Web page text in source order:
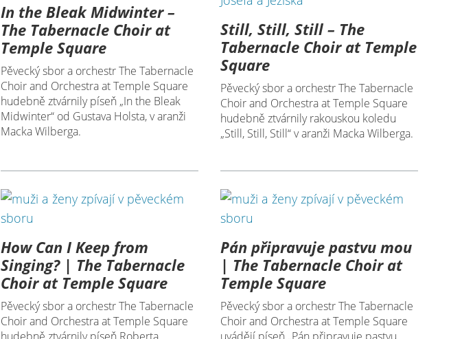
In the Bleak Midwinter –
The Tabernacle Choir at
Temple Square
Pěvecký sbor a orchestr The Tabernacle
Choir and Orchestra at Temple Square
hudebně ztvárnily píseň „In the Bleak
Midwinter“ od Gustava Holsta, v aranži
Macka Wilberga.
Still, Still, Still – The
Tabernacle Choir at Temple
Square
Pěvecký sbor a orchestr The Tabernacle
Choir and Orchestra at Temple Square
hudebně ztvárnily rakouskou koledu
„Still, Still, Still“ v aranži Macka Wilberga.
How Can I Keep from
Singing? | The Tabernacle
Choir at Temple Square
Pěvecký sbor a orchestr The Tabernacle
Choir and Orchestra at Temple Square
Pán připravuje pastvu mou
| The Tabernacle Choir at
Temple Square
Pěvecký sbor a orchestr The Tabernacle
Choir and Orchestra at Temple Square